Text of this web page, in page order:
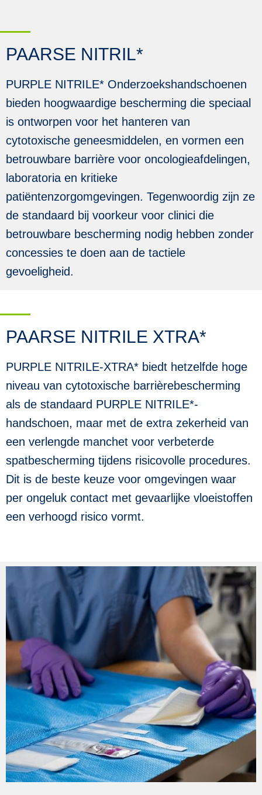
PAARSE NITRIL*
PURPLE NITRILE* Onderzoekshandschoenen
bieden hoogwaardige bescherming die speciaal
is ontworpen voor het hanteren van
cytotoxische geneesmiddelen, en vormen een
betrouwbare barrière voor oncologieafdelingen,
laboratoria en kritieke
patiëntenzorgomgevingen. Tegenwoordig zijn ze
de standaard bij voorkeur voor clinici die
betrouwbare bescherming nodig hebben zonder
concessies te doen aan de tactiele
gevoeligheid.
PAARSE NITRILE XTRA*
PURPLE NITRILE-XTRA* biedt hetzelfde hoge
niveau van cytotoxische barrièrebescherming
als de standaard PURPLE NITRILE*-
handschoen, maar met de extra zekerheid van
een verlengde manchet voor verbeterde
spatbescherming tijdens risicovolle procedures.
Dit is de beste keuze voor omgevingen waar
per ongeluk contact met gevaarlijke vloeistoffen
een verhoogd risico vormt.